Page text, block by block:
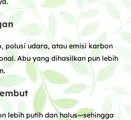
polusi udara, atau emisi karbon
Abu yang dihasilkan pun lebih
lebih putih dan halus—sehingga